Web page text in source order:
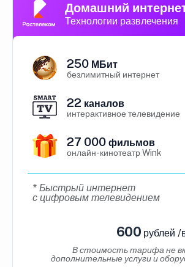
Домашний
Технологии развлечения
250 МБит
безлимитный интернет
22 каналов
интерактивное телевидение
27 000 фильмов
онлайн-кинотеатр Wink
* Быстрый интернет
с цифровым телевидением
600 рублей /
В стоимость тарифа не
дополнительные услуги и